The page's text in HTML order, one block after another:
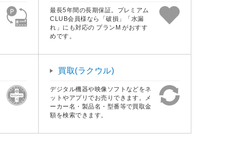
最長5年間の長期保証。プレミアム
CLUB会員様なら「破損」「水漏
れ」にも対応の プランM がおすす
めです。
買取(ラクウル)
デジタル機器や映像ソフトなどをネ
ットやアプリでお売りできます。メ
ーカー名・製品名・型番等で買取金
額を検索できます。